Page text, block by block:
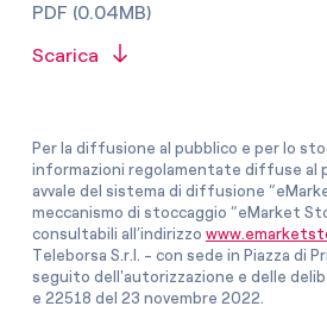
PDF (0.04MB)
Scarica
Per la diffusione al pubblico e per lo
informazioni regolamentate diffuse al
avvale del sistema di diffusione
meccanismo di stoccaggio “eMarket
consultabili all’indirizzo
Teleborsa S.r.l. - con sede in Piazza di
seguito dell'autorizzazione e delle
e 22518 del 23 novembre 2022.